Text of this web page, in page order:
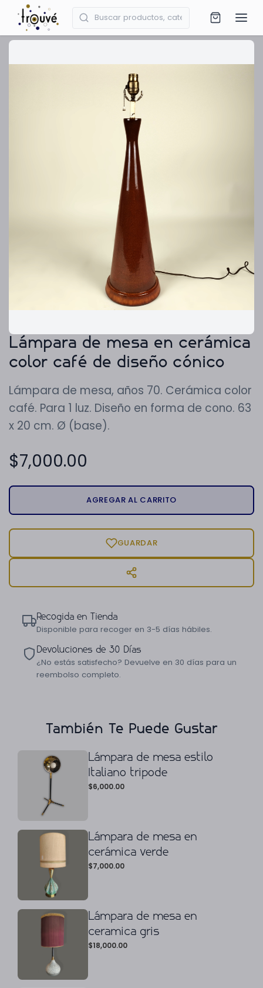
Lámpara de mesa en cerámica
color café de diseño cónico
Lámpara de mesa, años 70. Cerámica color
café. Para 1 luz. Diseño en forma de cono. 63
x 20 cm. Ø (base).
$7,000.00
AGREGAR AL CARRITO
GUARDAR
Recogida en Tienda
Disponible para recoger en 3-5 días hábiles.
Devoluciones de 30 Días
¿No estás satisfecho? Devuelve en 30 días para un
reembolso completo.
También Te Puede Gustar
Lámpara de mesa estilo
Italiano tripode
$6,000.00
Lámpara de mesa en
cerámica verde
$7,000.00
Lámpara de mesa en
ceramica gris
$18,000.00